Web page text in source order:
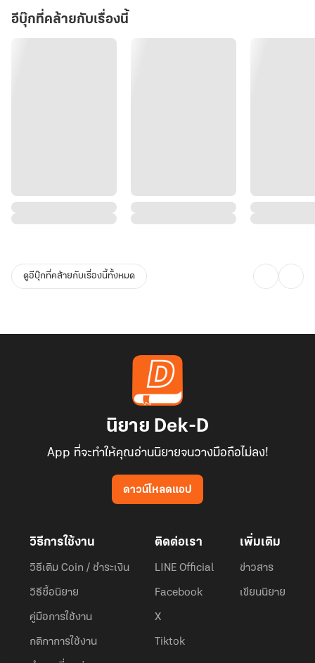
อีบุ๊กที่คล้ายกับเรื่องนี้
ดูอีบุ๊กที่คล้ายกับเรื่องนี้ทั้งหมด
นิยาย Dek-D
App ที่จะทำให้คุณอ่านนิยายจนวางมือถือไม่ลง!
ดาวน์โหลดแอป
วิธีการใช้งาน
วิธีเติม Coin / ชำระเงิน
วิธีซื้อนิยาย
คู่มือการใช้งาน
กติกาการใช้งาน
ติดต่อเรา
LINE Official
Facebook
X
Tiktok
เพิ่มเติม
ข่าวสาร
เขียนนิยาย